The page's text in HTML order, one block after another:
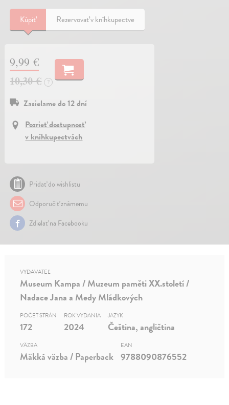
Kúpiť Rezervovať v kníhkupectve
9,99 €
10,30 €
?
Zasielame do 12 dní
Pozrieť dostupnosť
v kníhkupectvách
Pridať do wishlistu
Odporučiť známemu
Zdielať na Facebooku
VYDAVATEĽ
Museum Kampa / Muzeum paměti XX.století /
Nadace Jana a Medy Mládkových
POČET STRÁN
172
ROK VYDANIA
2024
JAZYK
Čeština, angličtina
VÄZBA
Mäkká väzba / Paperback
EAN
9788090876552